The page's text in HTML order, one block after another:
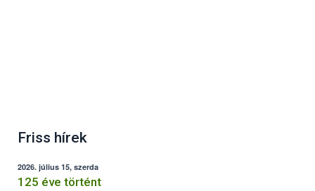
Friss hírek
2026. július 15, szerda
125 éve történt